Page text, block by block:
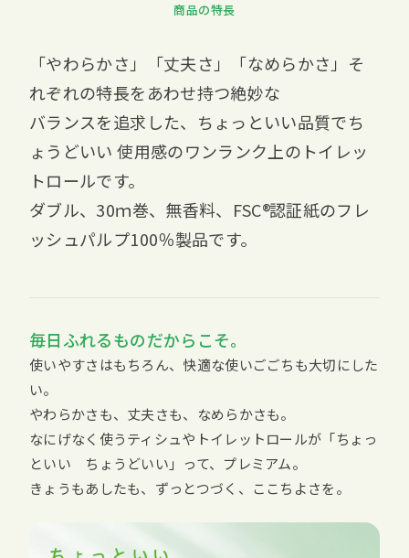
商品の特長
「やわらかさ」「丈夫さ」「なめらかさ」そ
れぞれの特長をあわせ持つ絶妙な
バランスを追求した、ちょっといい品質でち
ょうどいい 使用感のワンランク上のトイレッ
トロールです。
ダブル、30ｍ巻、無香料、 FSC 認証紙のフレ
ッシュパルプ100％製品です。
毎日ふれるものだからこそ。
使いやすさはもちろん、快適な使いごごちも大切にした
い。
やわらかさも、丈夫さも、なめらかさも。
なにげなく使うティシュやトイレットロールが「ちょっ
といい ちょうどいい」って、プレミアム。
きょうもあしたも、ずっとつづく、ここちよさを。